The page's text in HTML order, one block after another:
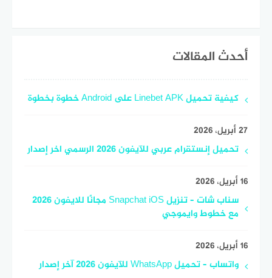
أحدث المقالات
كيفية تحميل Linebet APK على Android خطوة بخطوة
27 أبريل، 2026
تحميل إنستقرام عربي للآيفون 2026 الرسمي اخر إصدار
16 أبريل، 2026
سناب شات – تنزيل Snapchat iOS مجانًا للايفون 2026
مع خطوط وايموجي
16 أبريل، 2026
واتساب – تحميل WhatsApp للآيفون 2026 آخر إصدار